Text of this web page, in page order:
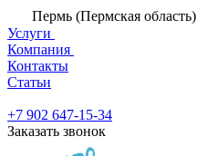
Пермь (Пермская область)
Услуги
Компания
Контакты
Статьи
+7 902 647-15-34
Заказать звонок